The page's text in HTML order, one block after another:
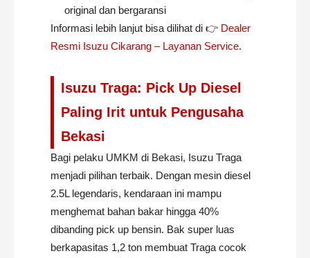
original dan bergaransi
Informasi lebih lanjut bisa dilihat di 👉 Dealer
Resmi Isuzu Cikarang – Layanan Service.
Isuzu Traga: Pick Up Diesel
Paling Irit untuk Pengusaha
Bekasi
Bagi pelaku UMKM di Bekasi, Isuzu Traga
menjadi pilihan terbaik. Dengan mesin diesel
2.5L legendaris, kendaraan ini mampu
menghemat bahan bakar hingga 40%
dibanding pick up bensin. Bak super luas
berkapasitas 1,2 ton membuat Traga cocok